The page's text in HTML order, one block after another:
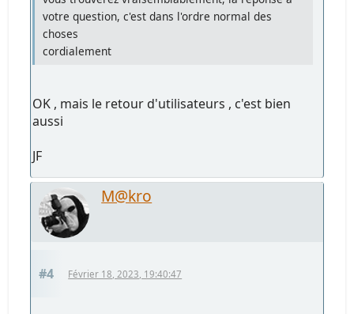
votre question, c'est dans l'ordre normal des
choses
cordialement
OK , mais le retour d'utilisateurs , c'est bien
aussi
JF
M@kro
#4 Février 18, 2023, 19:40:47